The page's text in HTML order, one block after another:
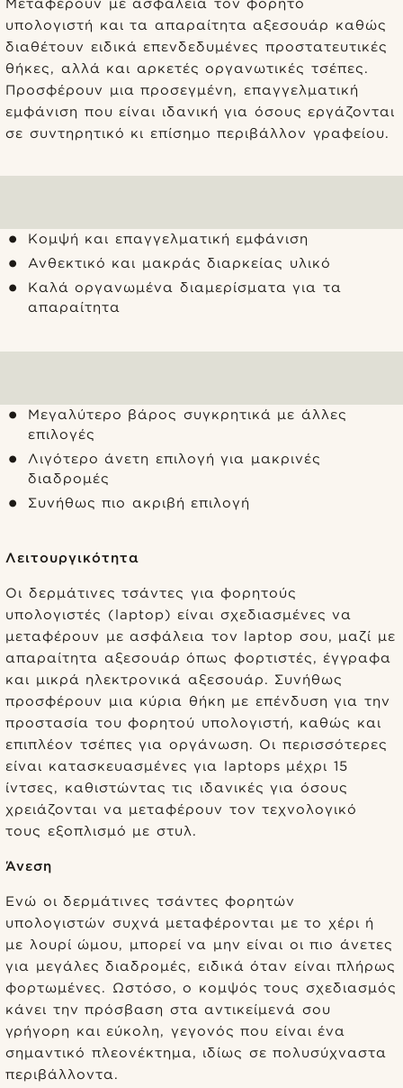
υπολογιστή και τα απαραίτητα αξεσουάρ καθώς
διαθέτουν ειδικά επενδεδυμένες προστατευτικές
θήκες, αλλά και αρκετές οργανωτικές τσέπες.
Προσφέρουν μια προσεγμένη, επαγγελματική
εμφάνιση που είναι ιδανική για όσους εργάζονται
σε συντηρητικό κι επίσημο περιβάλλον γραφείου.
Κομψή και επαγγελματική εμφάνιση
Ανθεκτικό και μακράς διαρκείας υλικό
Καλά οργανωμένα διαμερίσματα για τα
απαραίτητα
Μεγαλύτερο βάρος συγκρητικά με άλλες
επιλογές
Λιγότερο άνετη επιλογή για μακρινές
διαδρομές
Συνήθως πιο ακριβή επιλογή
Λειτουργικότητα
Οι δερμάτινες τσάντες για φορητούς
υπολογιστές (laptop) είναι σχεδιασμένες να
μεταφέρουν με ασφάλεια τον laptop σου, μαζί με
απαραίτητα αξεσουάρ όπως φορτιστές, έγγραφα
και μικρά ηλεκτρονικά αξεσουάρ. Συνήθως
προσφέρουν μια κύρια θήκη με επένδυση για την
προστασία του φορητού υπολογιστή, καθώς και
επιπλέον τσέπες για οργάνωση. Οι περισσότερες
είναι κατασκευασμένες για laptops μέχρι 15
ίντσες, καθιστώντας τις ιδανικές για όσους
χρειάζονται να μεταφέρουν τον τεχνολογικό
τους εξοπλισμό με στυλ.
Άνεση
Ενώ οι δερμάτινες τσάντες φορητών
υπολογιστών συχνά μεταφέρονται με το χέρι ή
με λουρί ώμου, μπορεί να μην είναι οι πιο άνετες
για μεγάλες διαδρομές, ειδικά όταν είναι πλήρως
φορτωμένες. Ωστόσο, ο κομψός τους σχεδιασμός
κάνει την πρόσβαση στα αντικείμενά σου
γρήγορη και εύκολη, γεγονός που είναι ένα
σημαντικό πλεονέκτημα, ιδίως σε πολυσύχναστα
περιβάλλοντα.